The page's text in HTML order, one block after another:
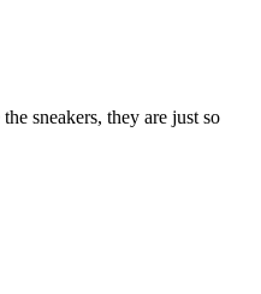
sneakers, they are just so